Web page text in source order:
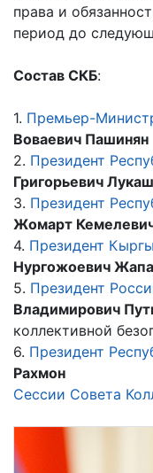
права и
период до
Состав СКБ:
1. Премьер-
Воваевич Пашинян
2. Президент
Григорьевич
3. Президент
Жомарт
4. Президент
Нургожоевич
5. Президент
Владимирович
коллективной
6. Президент
Рахмон
Сессии Совета